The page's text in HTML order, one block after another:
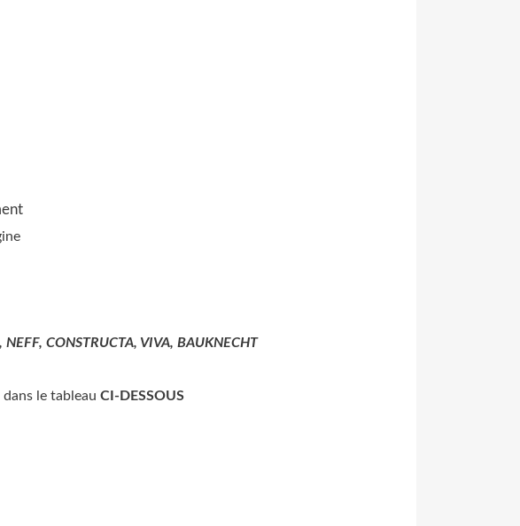
NEFF, CONSTRUCTA, VIVA, BAUKNECHT
le tableau CI-DESSOUS